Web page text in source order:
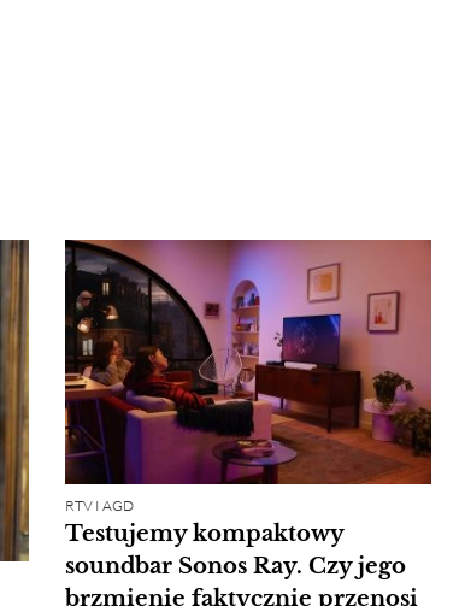
RTV I AGD
Testujemy kompaktowy
soundbar Sonos Ray. Czy jego
brzmienie faktycznie przenosi